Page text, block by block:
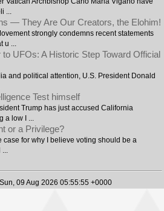
...
— They Are Our Creators, the Elohim!
strongly condemns recent statements
...
UFOs: A Historic Step Toward Official
and political attention, U.S. President Donald
Test himself
Trump has just accused California
low I ...
or a Privilege?
case for why I believe voting should be a
09 Aug 2026 05:55:55 +0000